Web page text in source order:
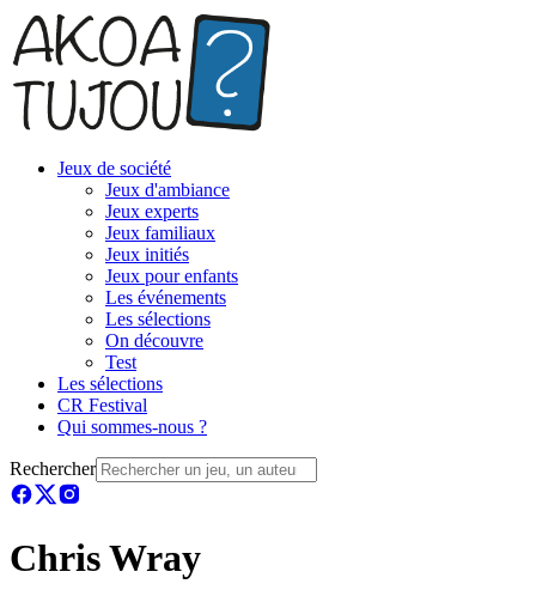
Jeux de société
Jeux d'ambiance
Jeux experts
Jeux familiaux
Jeux initiés
Jeux pour enfants
Les événements
Les sélections
On découvre
Test
Les sélections
CR Festival
Qui sommes-nous ?
Rechercher
Chris Wray